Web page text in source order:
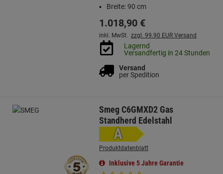
Breite: 90 cm
1.018,90 €
inkl. MwSt. zzgl. 99.90 EUR Versand
Lagernd
Versandfertig in 24 Stunden
Versand
per Spedition
Smeg C6GMXD2 Gas
Standherd Edelstahl
A
Produktdatenblatt
Inklusive 5 Jahre Garantie